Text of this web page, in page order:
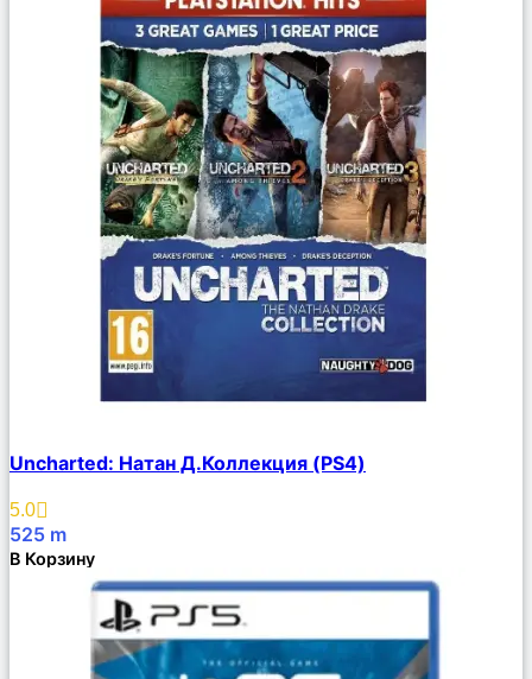
Описание
Избранное
Uncharted: Натан Д.Коллекция (PS4)
5.0
525 m
В Корзину